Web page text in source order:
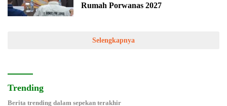
Rumah Porwanas 2027
Selengkapnya
Trending
Berita trending dalam sepekan terakhir